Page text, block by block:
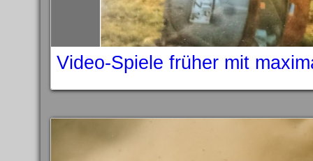
Video-Spiele früher mit